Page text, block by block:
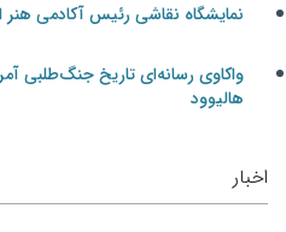
نمایشگاه نقاشی رئیس آکادمی هنر
واکاوی رسانه‌ای تاریخ جنگ‌طلبی
هالیوود
اخبار